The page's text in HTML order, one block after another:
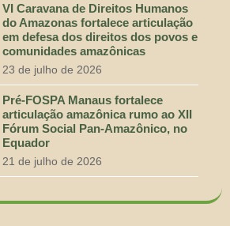
VI Caravana de Direitos Humanos
do Amazonas fortalece articulação
em defesa dos direitos dos povos e
comunidades amazônicas
23 de julho de 2026
Pré-FOSPA Manaus fortalece
articulação amazônica rumo ao XII
Fórum Social Pan-Amazônico, no
Equador
21 de julho de 2026